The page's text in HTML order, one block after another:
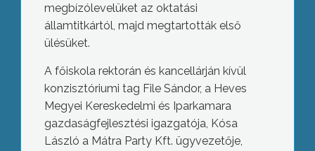
megbízólevelüket az oktatási
államtitkártól, majd megtartották első
ülésüket.
A főiskola rektorán és kancellárján kívül
konzisztóriumi tag File Sándor, a Heves
Megyei Kereskedelmi és Iparkamara
gazdaságfejlesztési igazgatója, Kósa
László a Mátra Party Kft. ügyvezetője,